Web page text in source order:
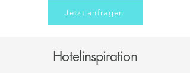
Jetzt anfragen
Hotelinspiration